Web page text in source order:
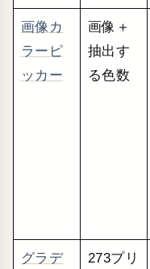
画像カ
ラーピ
ッカー
画像＋
抽出す
る色数
グラデ
273プリ